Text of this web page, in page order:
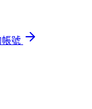
號